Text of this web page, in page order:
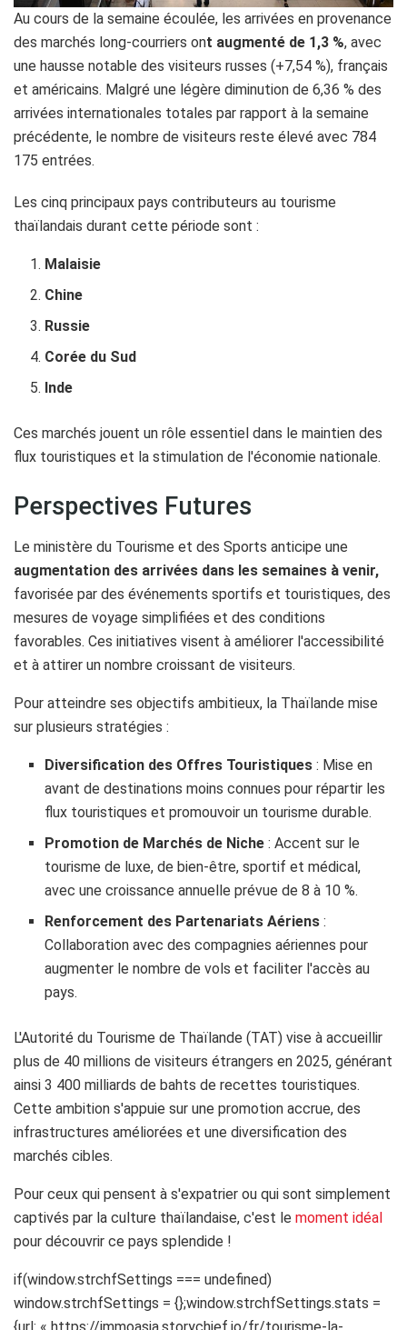
Au cours de la semaine écoulée, les arrivées en provenance
des marchés long-courriers ont augmenté de 1,3 %, avec
une hausse notable des visiteurs russes (+7,54 %), français
et américains. Malgré une légère diminution de 6,36 % des
arrivées internationales totales par rapport à la semaine
précédente, le nombre de visiteurs reste élevé avec 784
175 entrées.
Les cinq principaux pays contributeurs au tourisme
thaïlandais durant cette période sont :
Malaisie
Chine
Russie
Corée du Sud
Inde
Ces marchés jouent un rôle essentiel dans le maintien des
flux touristiques et la stimulation de l'économie nationale.
Perspectives Futures
Le ministère du Tourisme et des Sports anticipe une
augmentation des arrivées dans les semaines à venir,
favorisée par des événements sportifs et touristiques, des
mesures de voyage simplifiées et des conditions
favorables. Ces initiatives visent à améliorer l'accessibilité
et à attirer un nombre croissant de visiteurs.
Pour atteindre ses objectifs ambitieux, la Thaïlande mise
sur plusieurs stratégies :
Diversification des Offres Touristiques : Mise en
avant de destinations moins connues pour répartir les
flux touristiques et promouvoir un tourisme durable.
Promotion de Marchés de Niche : Accent sur le
tourisme de luxe, de bien-être, sportif et médical,
avec une croissance annuelle prévue de 8 à 10 %.
Renforcement des Partenariats Aériens :
Collaboration avec des compagnies aériennes pour
augmenter le nombre de vols et faciliter l'accès au
pays.
L'Autorité du Tourisme de Thaïlande (TAT) vise à accueillir
plus de 40 millions de visiteurs étrangers en 2025, générant
ainsi 3 400 milliards de bahts de recettes touristiques.
Cette ambition s'appuie sur une promotion accrue, des
infrastructures améliorées et une diversification des
marchés cibles.
Pour ceux qui pensent à s'expatrier ou qui sont simplement
captivés par la culture thaïlandaise, c'est le moment idéal
pour découvrir ce pays splendide !
if(window.strchfSettings === undefined)
window.strchfSettings = {};window.strchfSettings.stats =
{url: « https://immoasia.storychief.io/fr/tourisme-la-